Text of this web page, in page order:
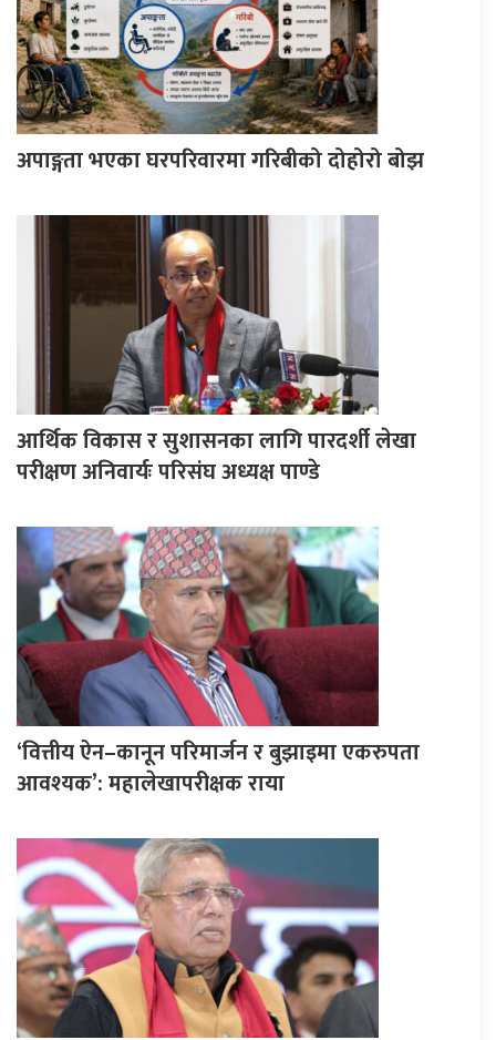
अपाङ्गता भएका घरपरिवारमा गरिबीको दोहोरो बोझ
आर्थिक विकास र सुशासनका लागि पारदर्शी लेखा
परीक्षण अनिवार्यः परिसंघ अध्यक्ष पाण्डे
‘वित्तीय ऐन–कानून परिमार्जन र बुझाइमा एकरुपता
आवश्यक’: महालेखापरीक्षक राया